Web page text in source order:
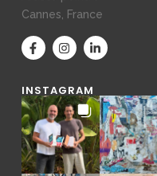
Cannes, France
INSTAGRAM